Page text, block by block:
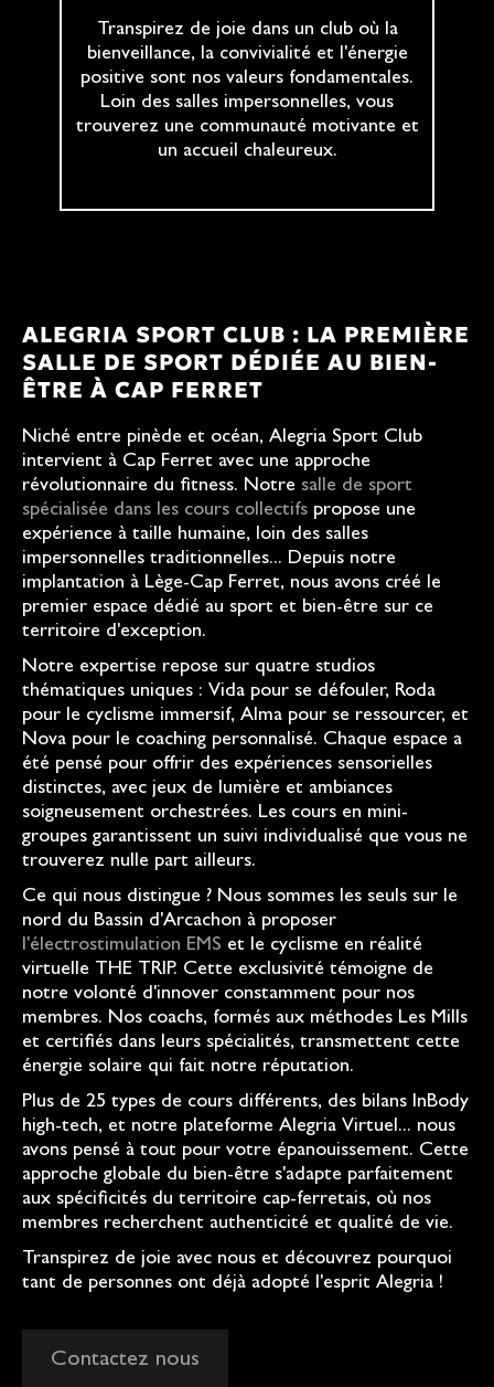
Transpirez de joie dans un club où la
bienveillance, la convivialité et l'énergie
positive sont nos valeurs fondamentales.
Loin des salles impersonnelles, vous
trouverez une communauté motivante et
un accueil chaleureux.
ALEGRIA SPORT CLUB : LA PREMIÈRE
SALLE DE SPORT DÉDIÉE AU BIEN-
ÊTRE À CAP FERRET
Niché entre pinède et océan, Alegria Sport Club
intervient à Cap Ferret avec une approche
révolutionnaire du fitness. Notre salle de sport
spécialisée dans les cours collectifs propose une
expérience à taille humaine, loin des salles
impersonnelles traditionnelles... Depuis notre
implantation à Lège-Cap Ferret, nous avons créé le
premier espace dédié au sport et bien-être sur ce
territoire d'exception.
Notre expertise repose sur quatre studios
thématiques uniques : Vida pour se défouler, Roda
pour le cyclisme immersif, Alma pour se ressourcer, et
Nova pour le coaching personnalisé. Chaque espace a
été pensé pour offrir des expériences sensorielles
distinctes, avec jeux de lumière et ambiances
soigneusement orchestrées. Les cours en mini-
groupes garantissent un suivi individualisé que vous ne
trouverez nulle part ailleurs.
Ce qui nous distingue ? Nous sommes les seuls sur le
nord du Bassin d'Arcachon à proposer
l'électrostimulation EMS et le cyclisme en réalité
virtuelle THE TRIP. Cette exclusivité témoigne de
notre volonté d'innover constamment pour nos
membres. Nos coachs, formés aux méthodes Les Mills
et certifiés dans leurs spécialités, transmettent cette
énergie solaire qui fait notre réputation.
Plus de 25 types de cours différents, des bilans InBody
high-tech, et notre plateforme Alegria Virtuel... nous
avons pensé à tout pour votre épanouissement. Cette
approche globale du bien-être s'adapte parfaitement
aux spécificités du territoire cap-ferretais, où nos
membres recherchent authenticité et qualité de vie.
Transpirez de joie avec nous et découvrez pourquoi
tant de personnes ont déjà adopté l'esprit Alegria !
Contactez nous